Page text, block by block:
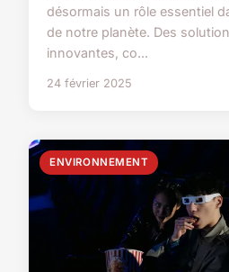
désormais un rôle essentiel
de notre planète. Des
innovantes, co...
24 février 2025
ENVIRONNEMENT